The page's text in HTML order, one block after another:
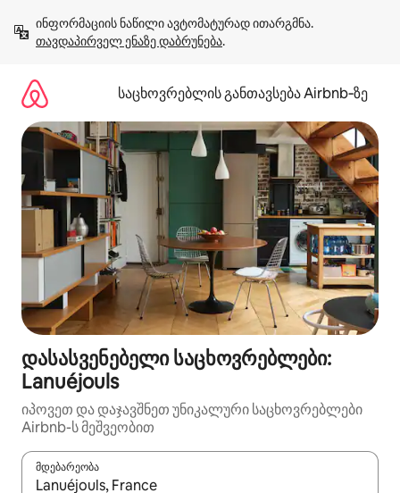
გადასვლა
თავდაპირველ ენაზე დაბრუნება.
საცხოვრებლის განთავსება Airbnb‑ზე
დასასვენებელი საცხოვრებლები:
Lanuéjouls
იპოვეთ და დაჯავშნეთ უნიკალური საცხოვრებლები
Airbnb-ს მეშვეობით
მდებარეობა
როცა შედეგები ხელმისაწვდომი გახდება, ნავიგაციისთვის